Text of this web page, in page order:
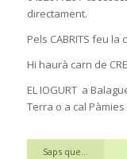
directament.
Pels CABRITS feu
Hi haurà carn de
EL IOGURT a
Terra o a cal Pàmies
Saps que...